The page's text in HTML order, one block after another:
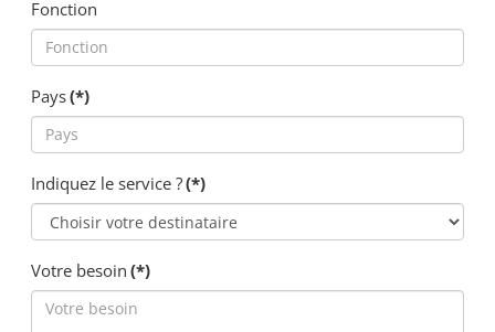
Fonction
Pays(*)
Indiquez le service ?(*)
Votre besoin (*)